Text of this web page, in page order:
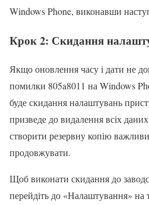
Windows Phone, виконавши
Крок 2: Скидання
Якщо оновлення часу і дати не
помилки 805a8011 на Windows
буде скидання налаштувань
призведе до видалення всіх
створити резервну копію
продовжувати.
Щоб виконати скидання до
перейдіть до «Налаштування» на